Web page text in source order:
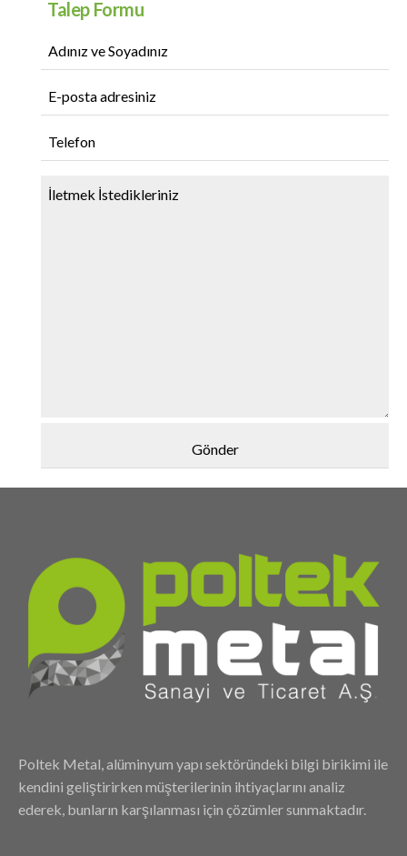
Talep Formu
Poltek Metal, alüminyum yapı sektöründeki bilgi birikimi ile
kendini geliştirirken müşterilerinin ihtiyaçlarını analiz
ederek, bunların karşılanması için çözümler sunmaktadır.